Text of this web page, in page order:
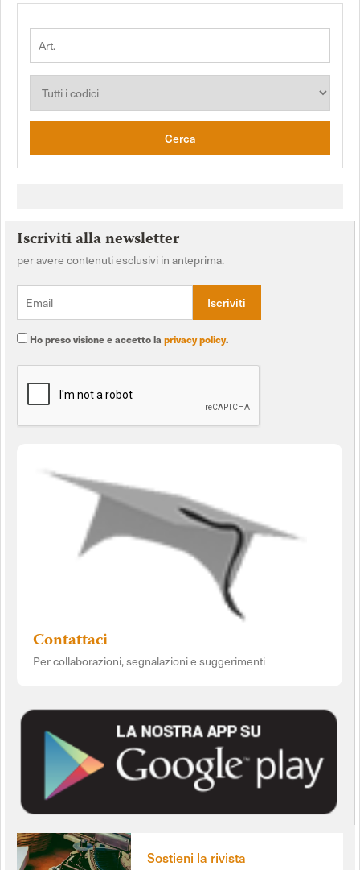
Cerca
Iscriviti alla newsletter
per avere contenuti esclusivi in anteprima.
Ho preso visione e accetto la privacy policy.
Contattaci
Per collaborazioni, segnalazioni e suggerimenti
Sostieni la rivista